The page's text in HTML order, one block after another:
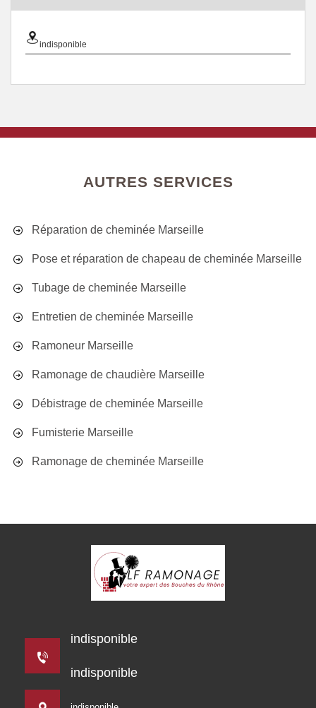
indisponible
AUTRES SERVICES
Réparation de cheminée Marseille
Pose et réparation de chapeau de cheminée Marseille
Tubage de cheminée Marseille
Entretien de cheminée Marseille
Ramoneur Marseille
Ramonage de chaudière Marseille
Débistrage de cheminée Marseille
Fumisterie Marseille
Ramonage de cheminée Marseille
indisponible
indisponible